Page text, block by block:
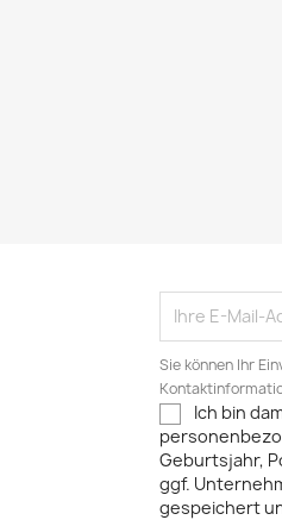
Sie können Ihr
Ich bin
Geburtsjahr,
ggf.
gespeichert